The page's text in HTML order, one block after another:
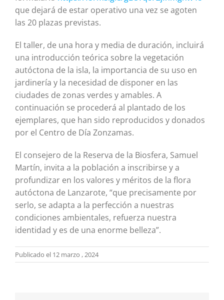
que dejará de estar operativo una vez se agoten
las 20 plazas previstas.
El taller, de una hora y media de duración, incluirá
una introducción teórica sobre la vegetación
autóctona de la isla, la importancia de su uso en
jardinería y la necesidad de disponer en las
ciudades de zonas verdes y amables. A
continuación se procederá al plantado de los
ejemplares, que han sido reproducidos y donados
por el Centro de Día Zonzamas.
El consejero de la Reserva de la Biosfera, Samuel
Martín, invita a la población a inscribirse y a
profundizar en los valores y méritos de la flora
autóctona de Lanzarote, “que precisamente por
serlo, se adapta a la perfección a nuestras
condiciones ambientales, refuerza nuestra
identidad y es de una enorme belleza”.
Publicado el 12 marzo , 2024